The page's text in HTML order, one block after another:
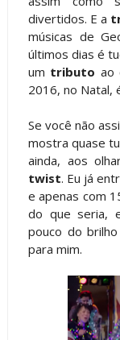
divertidos. E a
músicas de
últimos dias é
um tributo ao
2016, no Natal,
Se você não
mostra quase
ainda, aos
twist. Eu já
e apenas com
do que seria,
pouco do
para mim.